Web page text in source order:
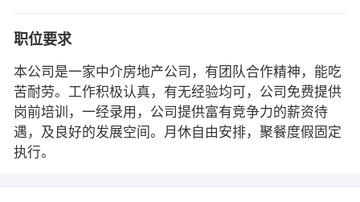
职位要求
本公司是一家中介房地产公司，有团队合作精神，能吃
苦耐劳。工作积极认真，有无经验均可，公司免费提供
岗前培训，一经录用，公司提供富有竞争力的薪资待
遇，及良好的发展空间。月休自由安排，聚餐度假固定
执行。